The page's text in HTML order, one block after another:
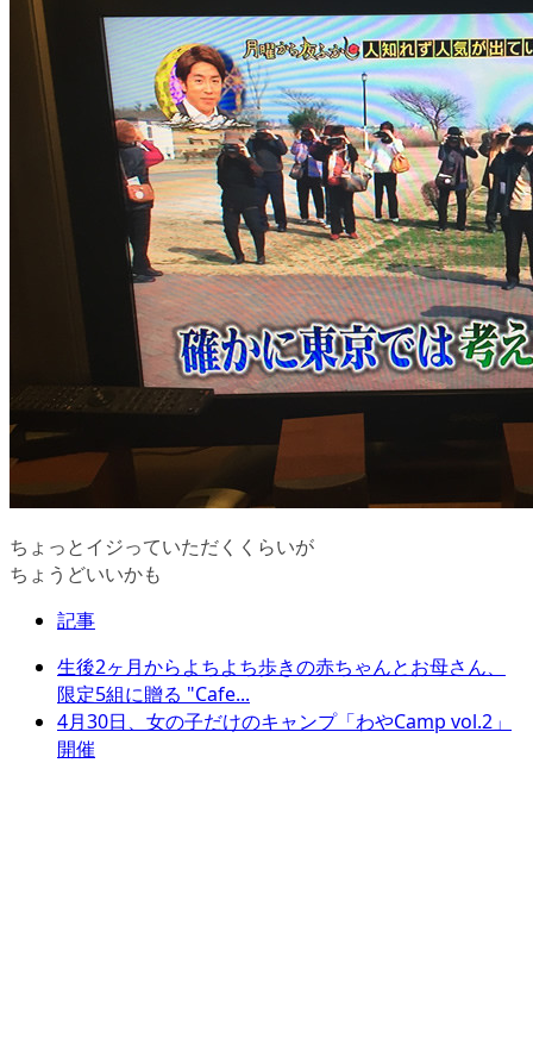
ちょっとイジっていただくくらいが
ちょうどいいかも
記事
生後2ヶ月からよちよち歩きの赤ちゃんとお母さん、
限定5組に贈る "Cafe...
4月30日、女の子だけのキャンプ「わやCamp vol.2」
開催